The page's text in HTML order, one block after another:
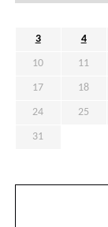
3 4
10 11
17 18
24 25
31